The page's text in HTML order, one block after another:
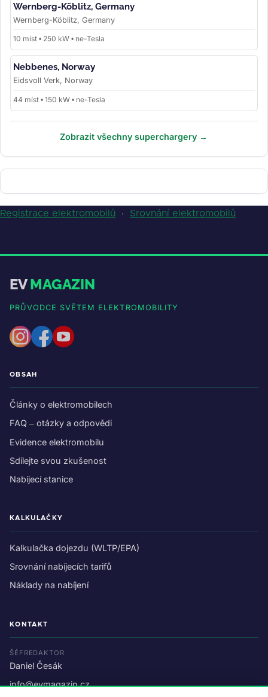
Wernberg-Köblitz, Germany
Wernberg-Köblitz, Germany
10 míst • 250 kW • ne-Tesla
Nebbenes, Norway
Eidsvoll Verk, Norway
44 míst • 150 kW • ne-Tesla
Zobrazit všechny superchargery →
Registrace elektromobilů · Srovnání elektromobilů
EVMAGAZIN
PRŮVODCE SVĚTEM ELEKTROMOBILITY
OBSAH
Články o elektromobilech
FAQ – otázky a odpovědi
Evidence elektromobilu
Sdílejte svou zkušenost
Nabíjecí stanice
KALKULAČKY
Kalkulačka dojezdu (WLTP/EPA)
Srovnání nabíjecích tarifů
Náklady na nabíjení
KONTAKT
ŠÉFREDAKTOR
Daniel Česák
info@evmagazin.cz